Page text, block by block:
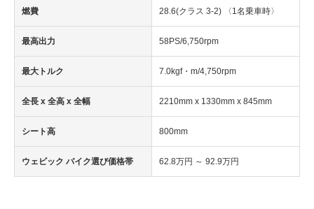
燃費 28.6(クラス 3-2) 〈1名乗車時〉
最高出力 58PS/6,750rpm
最大トルク 7.0kgf・m/4,750rpm
全長 x 全高 x 全幅 2210mm x 1330mm x 845mm
シート高 800mm
ウェビック バイク選び価格帯 62.8万円 ～ 92.9万円